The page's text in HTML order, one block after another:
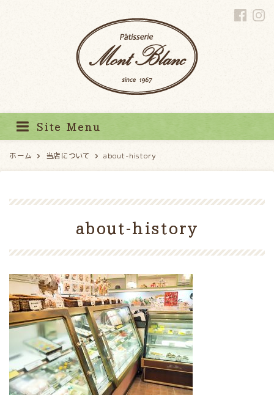
Site Menu
ホーム 当店について about-history
about-history